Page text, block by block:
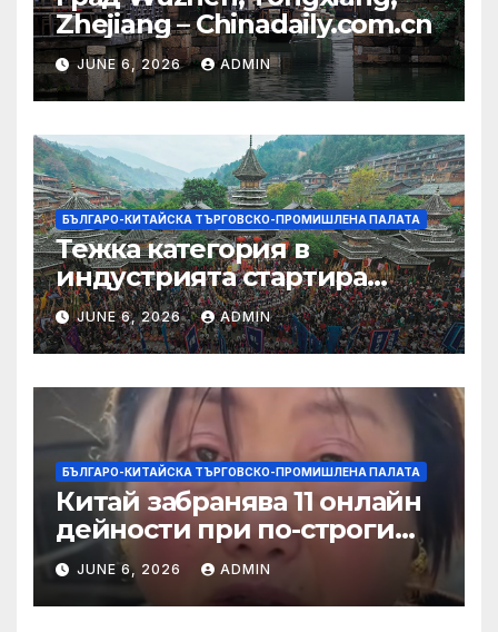
Zhejiang – Chinadaily.com.cn
JUNE 6, 2026 ADMIN
БЪЛГАРО-КИТАЙСКА ТЪРГОВСКО-ПРОМИШЛЕНА ПАЛАТА
Тежка категория в
индустрията стартира
алианс за космическа
слънчева енергия
JUNE 6, 2026 ADMIN
БЪЛГАРО-КИТАЙСКА ТЪРГОВСКО-ПРОМИШЛЕНА ПАЛАТА
Китай забранява 11 онлайн
дейности при по-строги
правила за ограничаване на
слуховете и
кибернасилниците
JUNE 6, 2026 ADMIN